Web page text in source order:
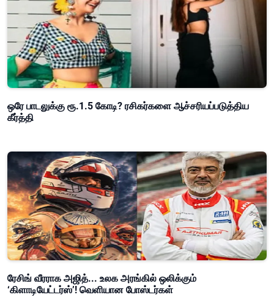
ஒரே பாடலுக்கு ரூ.1.5 கோடி? ரசிகர்களை ஆச்சரியப்படுத்திய
கீர்த்தி
ரேசிங் வீரராக அஜித்... உலக அரங்கில் ஒலிக்கும்
‘கிளாடியேட்டர்ஸ்’! வெளியான போஸ்டர்கள்